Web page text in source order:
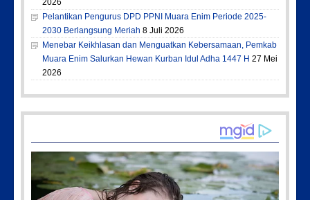
Pelantikan Pengurus DPD PPNI Muara Enim Periode 2025-
2030 Berlangsung Meriah 8 Juli 2026
Menebar Keikhlasan dan Menguatkan Kebersamaan, Pemkab
Muara Enim Salurkan Hewan Kurban Idul Adha 1447 H 27 Mei
2026